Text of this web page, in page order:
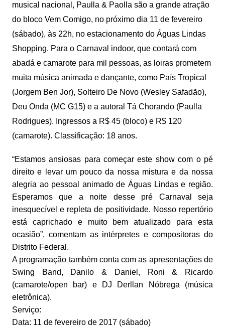
musical nacional, Paulla & Paolla são a grande atração
do bloco Vem Comigo, no próximo dia 11 de fevereiro
(sábado), às 22h, no estacionamento do Águas Lindas
Shopping. Para o Carnaval indoor, que contará com
abadá e camarote para mil pessoas, as loiras prometem
muita música animada e dançante, como País Tropical
(Jorgem Ben Jor), Solteiro De Novo (Wesley Safadão),
Deu Onda (MC G15) e a autoral Tá Chorando (Paulla
Rodrigues). Ingressos a R$ 45 (bloco) e R$ 120
(camarote). Classificação: 18 anos.
“Estamos ansiosas para começar este show com o pé
direito e levar um pouco da nossa mistura e da nossa
alegria ao pessoal animado de Águas Lindas e região.
Esperamos que a noite desse pré Carnaval seja
inesquecível e repleta de positividade. Nosso repertório
está caprichado e muito bem atualizado para esta
ocasião”, comentam as intérpretes e compositoras do
Distrito Federal.
A programação também conta com as apresentações de
Swing Band, Danilo & Daniel, Roni & Ricardo
(camarote/open bar) e DJ Derllan Nóbrega (música
eletrônica).
Serviço:
Data: 11 de fevereiro de 2017 (sábado)